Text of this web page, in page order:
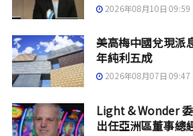
2026年08月10日 09:59
美高梅中國兌現派
年純利五成
2026年08月07日 09:47
Light & Wonder
出任亞洲區董事總